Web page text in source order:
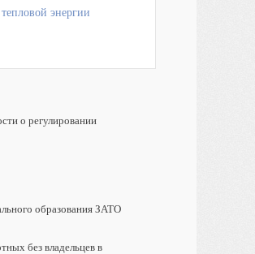
энергии
о регулировании
образования ЗАТО
без владельцев в